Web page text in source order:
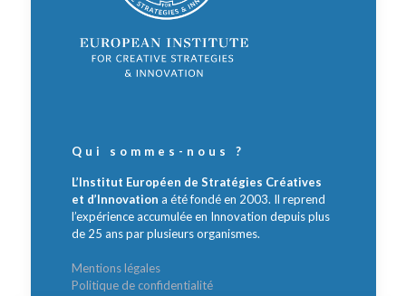
Qui sommes-nous ?
L’Institut Européen de Stratégies Créatives
et d’Innovation a été fondé en 2003. Il reprend
l’expérience accumulée en Innovation depuis plus
de 25 ans par plusieurs organismes.
Mentions légales
Politique de confidentialité